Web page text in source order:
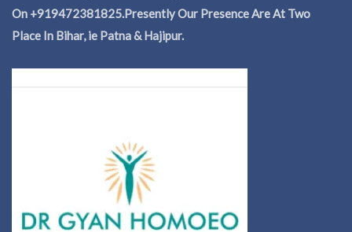
On +919472381825.Presently Our Presence Are At Two
Place In Bihar, ie Patna & Hajipur.